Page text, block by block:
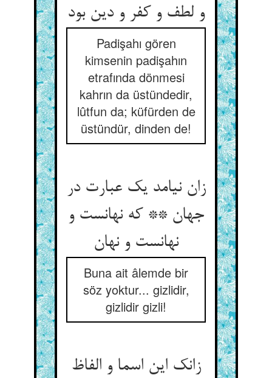
و لطف و کفر و دین بود
Padişahı gören
kimsenin padişahın
etrafında dönmesi
kahrın da üstündedir,
lûtfun da; küfürden de
üstündür, dinden de!
زان نیامد یک عبارت در
جهان ** که نهانست و
نهانست و نهان
Buna ait âlemde bir
söz yoktur... gizlidir,
gizlidir gizli!
زانک این اسما و الفاظ